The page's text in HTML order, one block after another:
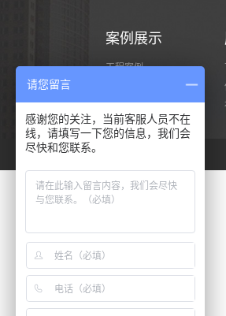
案例展示
工程案例
请您留言
感谢您的关注，当前客服人员不在
线，请填写一下您的信息，我们会
尽快和您联系。